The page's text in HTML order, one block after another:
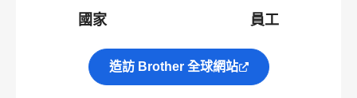
國家 員工
造訪 Brother 全球網站